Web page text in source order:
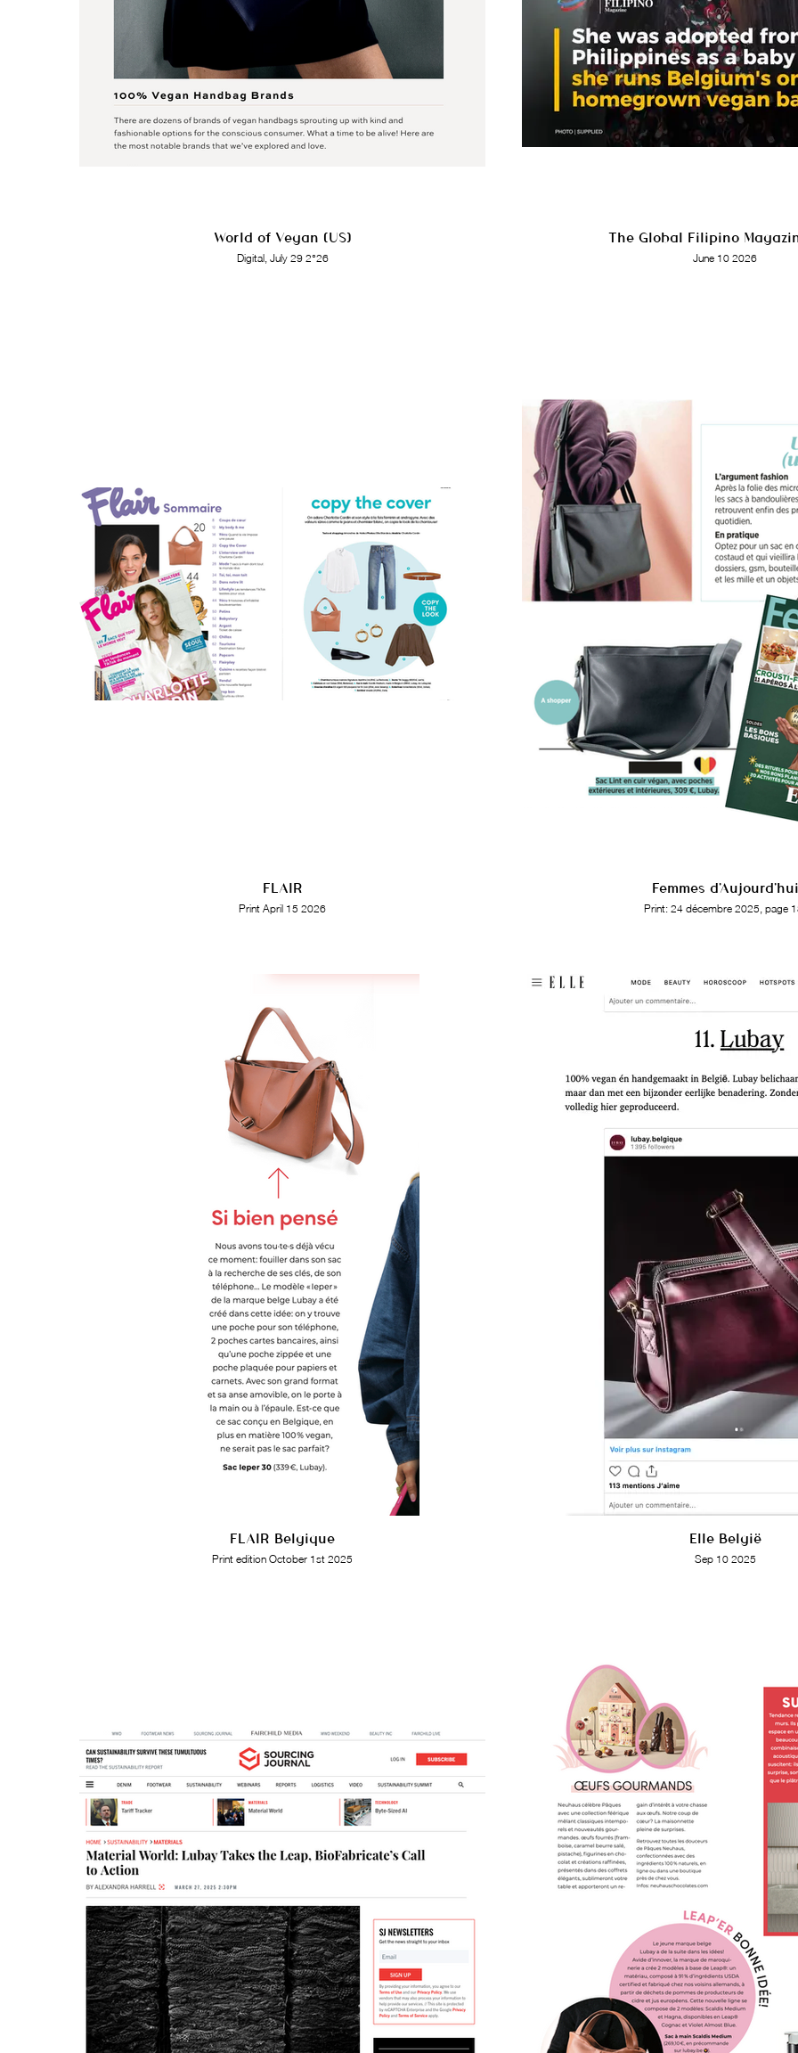
World of Vegan (US)
Digital, July 29 2°26
The Global Filipino
June 10 2026
FLAIR
Print April 15 2026
Femmes d'Aujourd'hui
Print: 24 décembre 2025, page
FLAIR Belgique
Print edition October 1st 2025
Elle België
Sep 10 2025